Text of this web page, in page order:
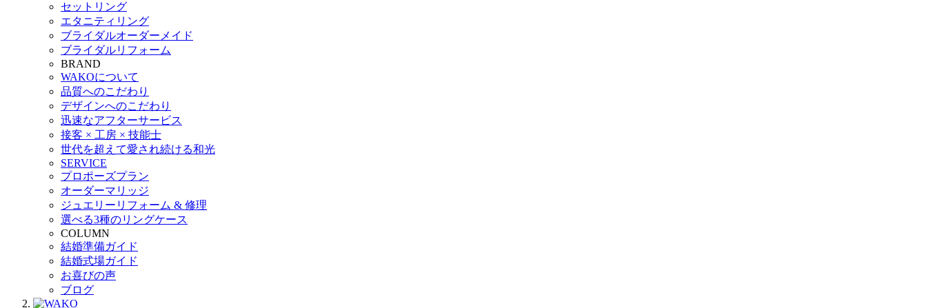
セットリング
エタニティリング
ブライダルオーダーメイド
ブライダルリフォーム
BRAND
WAKOについて
品質へのこだわり
デザインへのこだわり
迅速なアフターサービス
接客 × 工房 × 技能士
世代を超えて愛され続ける和光
SERVICE
プロポーズプラン
オーダーマリッジ
ジュエリーリフォーム & 修理
選べる3種のリングケース
COLUMN
結婚準備ガイド
結婚式場ガイド
お喜びの声
ブログ